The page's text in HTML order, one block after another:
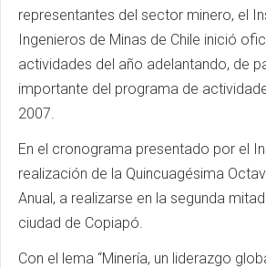
representantes del sector minero, el
Ingenieros de Minas de Chile inició
actividades del año adelantando, de
importante del programa de
2007.
En el cronograma presentado por el
realización de la Quincuagésima
Anual, a realizarse en la segunda
ciudad de Copiapó.
Con el lema “Minería, un liderazgo